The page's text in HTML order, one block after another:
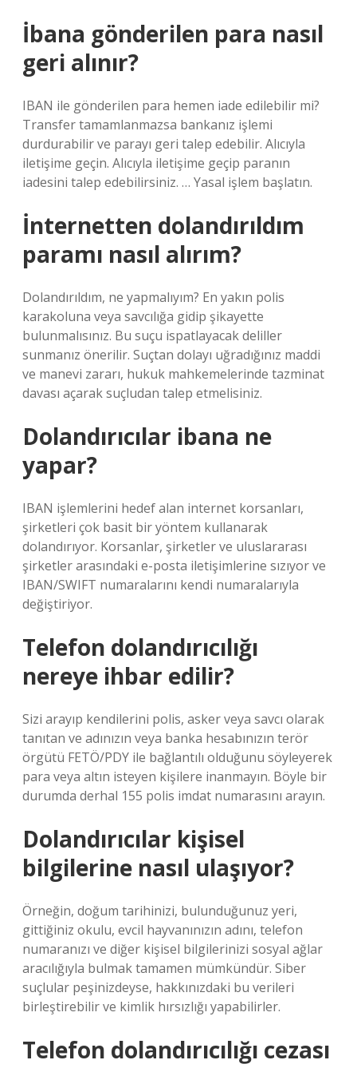
İbana gönderilen para nasıl
geri alınır?
IBAN ile gönderilen para hemen iade edilebilir mi?
Transfer tamamlanmazsa bankanız işlemi
durdurabilir ve parayı geri talep edebilir. Alıcıyla
iletişime geçin. Alıcıyla iletişime geçip paranın
iadesini talep edebilirsiniz. … Yasal işlem başlatın.
İnternetten dolandırıldım
paramı nasıl alırım?
Dolandırıldım, ne yapmalıyım? En yakın polis
karakoluna veya savcılığa gidip şikayette
bulunmalısınız. Bu suçu ispatlayacak deliller
sunmanız önerilir. Suçtan dolayı uğradığınız maddi
ve manevi zararı, hukuk mahkemelerinde tazminat
davası açarak suçludan talep etmelisiniz.
Dolandırıcılar ibana ne
yapar?
IBAN işlemlerini hedef alan internet korsanları,
şirketleri çok basit bir yöntem kullanarak
dolandırıyor. Korsanlar, şirketler ve uluslararası
şirketler arasındaki e-posta iletişimlerine sızıyor ve
IBAN/SWIFT numaralarını kendi numaralarıyla
değiştiriyor.
Telefon dolandırıcılığı
nereye ihbar edilir?
Sizi arayıp kendilerini polis, asker veya savcı olarak
tanıtan ve adınızın veya banka hesabınızın terör
örgütü FETÖ/PDY ile bağlantılı olduğunu söyleyerek
para veya altın isteyen kişilere inanmayın. Böyle bir
durumda derhal 155 polis imdat numarasını arayın.
Dolandırıcılar kişisel
bilgilerine nasıl ulaşıyor?
Örneğin, doğum tarihinizi, bulunduğunuz yeri,
gittiğiniz okulu, evcil hayvanınızın adını, telefon
numaranızı ve diğer kişisel bilgilerinizi sosyal ağlar
aracılığıyla bulmak tamamen mümkündür. Siber
suçlular peşinizdeyse, hakkınızdaki bu verileri
birleştirebilir ve kimlik hırsızlığı yapabilirler.
Telefon dolandırıcılığı cezası